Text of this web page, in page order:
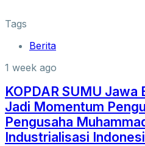
Tags
Berita
1 week ago
KOPDAR SUMU Jawa
Jadi Momentum
Pengusaha
Industrialisasi